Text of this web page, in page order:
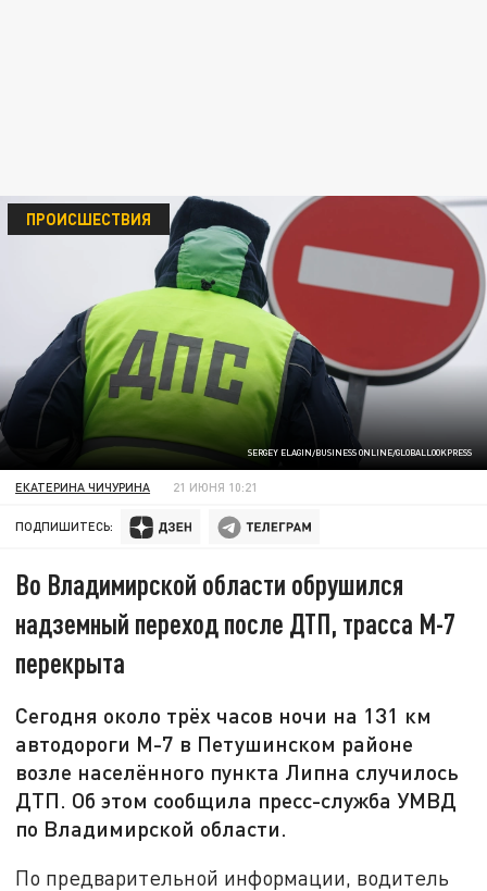
SERGEY ELAGIN/BUSINESS ONLINE/GLOBALLOOKPRESS
ПРОИСШЕСТВИЯ
ЕКАТЕРИНА ЧИЧУРИНА 21 ИЮНЯ 10:21
ПОДПИШИТЕСЬ:
Во Владимирской области обрушился
надземный переход после ДТП, трасса М-7
перекрыта
Сегодня около трёх часов ночи на 131 км
автодороги М-7 в Петушинском районе
возле населённого пункта Липна случилось
ДТП. Об этом сообщила пресс-служба УМВД
по Владимирской области.
По предварительной информации, водитель